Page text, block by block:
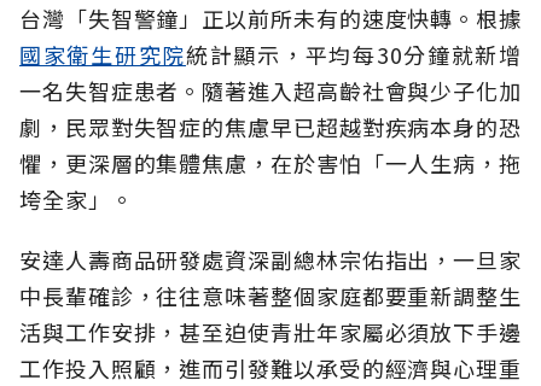
台灣「失智警鐘」正以前所未有的速度快轉。根據
國家衛生研究院統計顯示，平均每30分鐘就新增
一名失智症患者。隨著進入超高齡社會與少子化加
劇，民眾對失智症的焦慮早已超越對疾病本身的恐
懼，更深層的集體焦慮，在於害怕「一人生病，拖
垮全家」。
安達人壽商品研發處資深副總林宗佑指出，一旦家
中長輩確診，往往意味著整個家庭都要重新調整生
活與工作安排，甚至迫使青壯年家屬必須放下手邊
工作投入照顧，進而引發難以承受的經濟與心理重